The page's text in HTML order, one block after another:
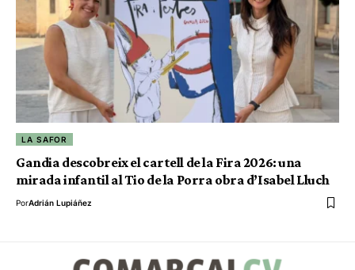
LA SAFOR
Gandia descobreix el cartell de la Fira 2026: una
mirada infantil al Tio de la Porra obra d’Isabel Lluch
PorAdrián Lupiáñez